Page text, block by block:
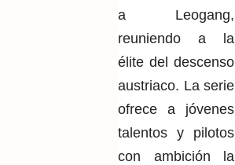
a Leogang,
reuniendo a la
élite del descenso
austriaco. La serie
ofrece a jóvenes
talentos y pilotos
con ambición la